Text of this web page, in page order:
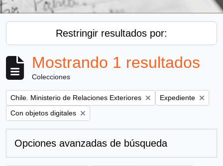
Restringir resultados por:
Mostrando 1 resultados
Colecciones
Remove filter:
Chile. Ministerio de Relaciones Exteriores Remove filter:
Expediente
Remove filter:
Con objetos digitales
Opciones avanzadas de búsqueda